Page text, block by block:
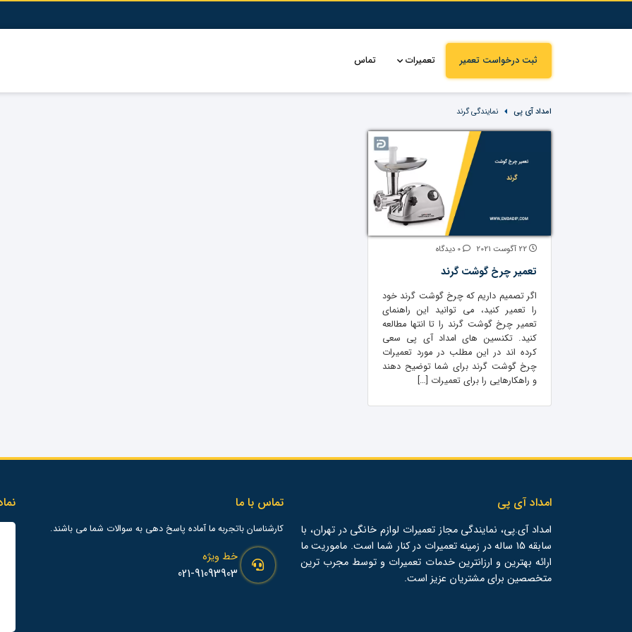
ثبت درخواست تعمیر تعمیرات تماس
امداد آی پی نمایندگی گرند
تعمیر چرخ گوشت گرند
اگر تصمیم داریم که چرخ گوشت گرند خود
را تعمیر کنید، می توانید این راهنمای
تعمیر چرخ گوشت گرند را تا انتها مطالعه
کنید. تکنسین های امداد آی پی سعی
کرده اند در این مطلب در مورد تعمیرات
چرخ گوشت گرند برای شما توضیح دهند
و راهکارهایی را برای تعمیرات […]
امداد آی پی
امداد آی.پی، نمایندگی مجاز تعمیرات لوازم خانگی در تهران، با
سابقه 15 ساله در زمینه تعمیرات در کنار شما است. ماموریت ما
ارائه بهترین و ارزانترین خدمات تعمیرات و توسط مجرب ترین
متخصصین برای مشتریان عزیز است.
تماس با ما
کارشناسان باتجربه ما آماده پاسخ دهی به سوالات شما می باشند.
خط ویژه
021-91093903